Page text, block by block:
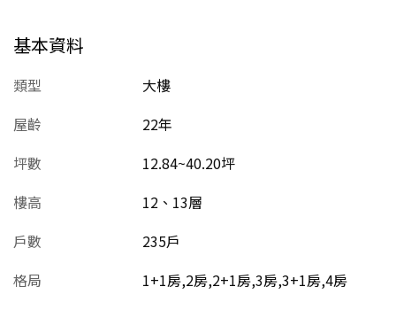
基本資料
類型
大樓
屋齡
22年
坪數
12.84~40.20坪
樓高
12、13層
戶數
235戶
格局
1+1房,2房,2+1房,3房,3+1房,4房